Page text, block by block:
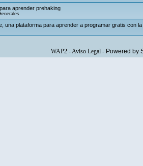
aprender prehaking
una plataforma para aprender a programar gratis con
WAP2-Aviso Legal- Powered by